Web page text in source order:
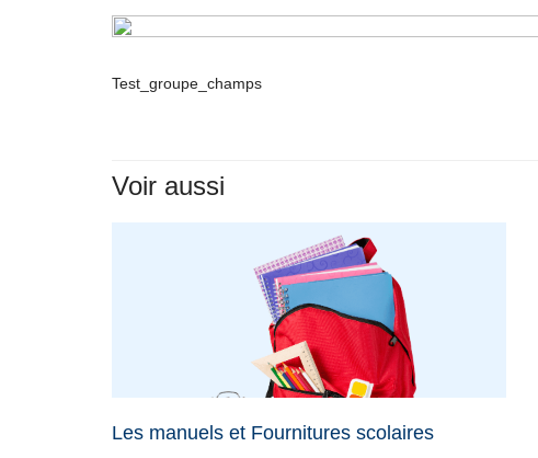
Test_groupe_champs
Voir aussi
Les manuels et Fournitures scolaires